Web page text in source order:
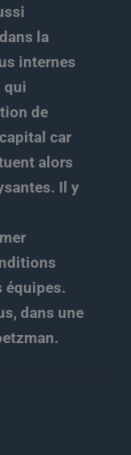
la
internes
qui
de
car
alors
Il y
équipes.
dans une